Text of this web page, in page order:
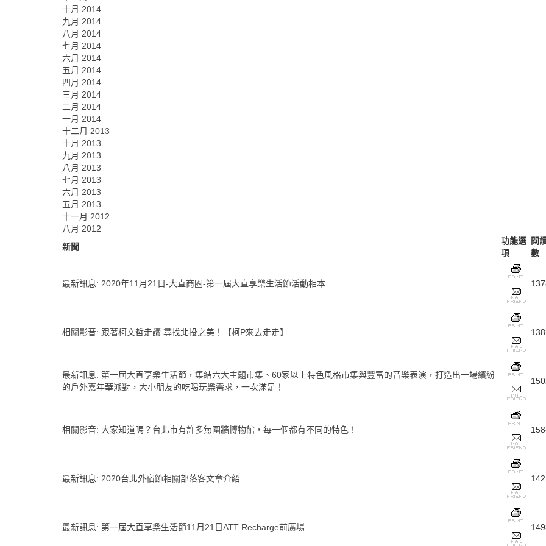
十月 2014
九月 2014
八月 2014
七月 2014
六月 2014
五月 2014
四月 2014
三月 2014
二月 2014
一月 2014
十二月 2013
十月 2013
九月 2013
八月 2013
七月 2013
六月 2013
五月 2013
十一月 2012
八月 2012
新聞
功能選
項
閱
數
最新訊息: 2020年11月21日-大直商圈-第一屆大直享樂生活節活動相本
相關影音: 跟著柯文哲走讀 尋找北投之美！【柯P來去走走】
最新訊息: 第一屆大直享樂生活節，集結六大主題市集、60家以上特色風格市集與豐富的音樂表演，打造出一場繽紛
的戶外嘉年華派對，大小朋友的吃喝玩樂需求，一次滿足！
相關影音: 大家知道嗎？台北市有許多無圍牆博物館，每一個都有不同的特色！
最新訊息: 2020台北外宿節相關部落客文章介紹
最新訊息: 第一屆大直享樂生活節11月21日ATT Recharge前廣場